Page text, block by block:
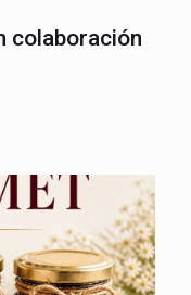
colaboración